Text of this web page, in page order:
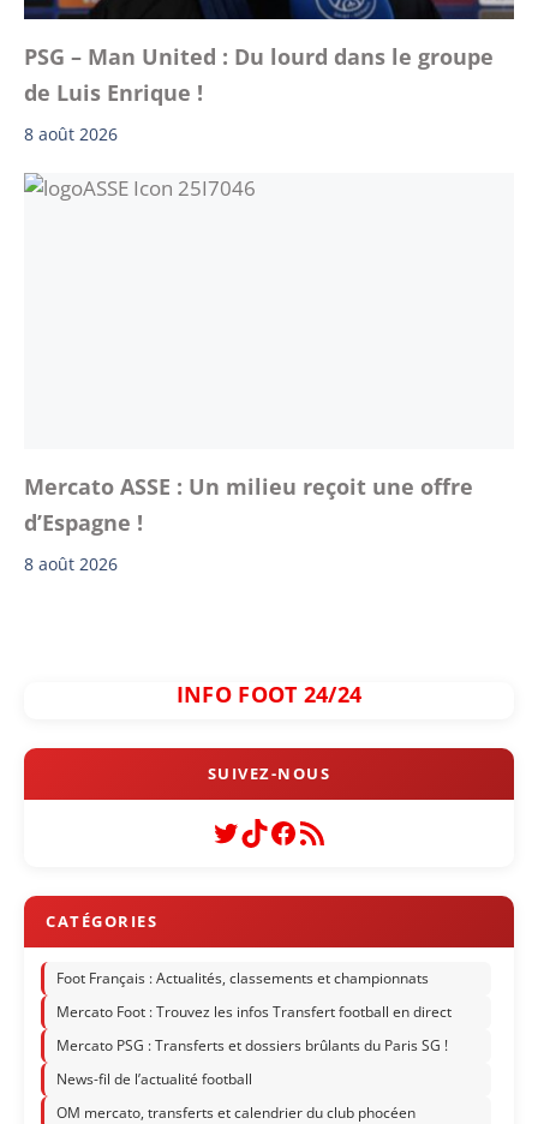
PSG – Man United : Du lourd dans le groupe
de Luis Enrique !
8 août 2026
Mercato ASSE : Un milieu reçoit une offre
d’Espagne !
8 août 2026
INFO FOOT 24/24
Twitter
TikTok
Facebook
Flux RSS
Foot Français : Actualités, classements et championnats
Mercato Foot : Trouvez les infos Transfert football en direct
Mercato PSG : Transferts et dossiers brûlants du Paris SG !
News-fil de l’actualité football
OM mercato, transferts et calendrier du club phocéen